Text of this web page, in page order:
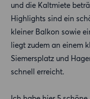
und die Kaltmiete
Highlights sind ein
kleiner Balkon sowie
liegt zudem an einem
Siemersplatz und
schnell erreicht.